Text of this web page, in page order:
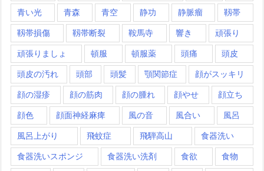
青い光 青森 青空 静功 静脈瘤 靱帯
靱帯損傷 靱帯断裂 鞍馬寺 響き 頑張り
頑張りましょ 頓服 頓服薬 頭痛 頭皮
頭皮の汚れ 頭部 頭髪 顎関節症 顔がスッキリ
顔の湿疹 顔の筋肉 顔の腫れ 顔やせ 顔立ち
顔色 顔面神経麻痺 風の音 風合い 風呂
風呂上がり 飛蚊症 飛騨高山 食器洗い
食器洗いスポンジ 食器洗い洗剤 食欲 食物